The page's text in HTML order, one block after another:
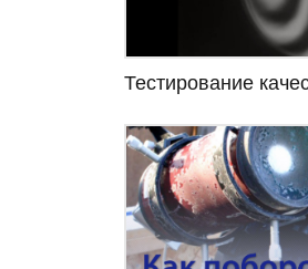
Тестирование